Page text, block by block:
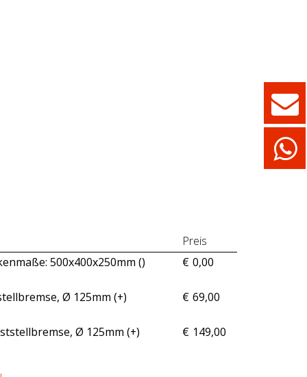
Preis
500x400x250mm (
€ 0,00
)
Ø 125mm (+ € 69,00
)
Ø 125mm (+ € 149,00
)